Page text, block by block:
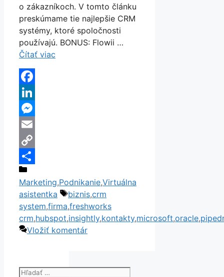
o zákazníkoch. V tomto článku
preskúmame tie najlepšie CRM
systémy, ktoré spoločnosti
používajú. BONUS: Flowii …
Čítať viac
Facebook
LinkedIn
Messenger
Email
Copy
Link
ShareKategórie
Marketing,Podnikanie,Virtuálna
asistentka
Značky
biznis,crm
system,firma,freshworks
crm,hubspot,insightly,kontakty,microsoft,oracle,
Vložiť komentár
Hľadať: